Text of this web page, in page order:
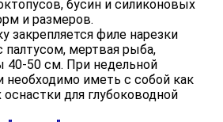
бусин и силиконовых
и размеров.
закрепляется филе нарезки
палтусом, мертвая рыба,
40-50 см. При недельной
необходимо иметь с собой как
для глубоководной